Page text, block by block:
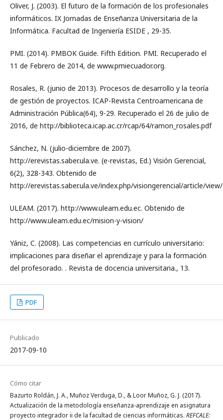
Oliver, J. (2003). El futuro de la formación de los profesionales
informáticos. IX Jornadas de Enseñanza Universitaria de la
Informática. Facultad de Ingeniería ESIDE , 29-35.
PMI. (2014). PMBOK Guide. Fifth Edition. PMI. Recuperado el
11 de Febrero de 2014, de www.pmiecuador.org.
Rosales, R. (junio de 2013). Procesos de desarrollo y la teoría
de gestión de proyectos. ICAP-Revista Centroamericana de
Administración Pública(64), 9-29. Recuperado el 26 de julio de
2016, de http://biblioteca.icap.ac.cr/rcap/64/ramon_rosales.pdf
Sánchez, N. (julio-diciembre de 2007).
http://erevistas.saber.ula.ve. (e-revistas, Ed.) Visión Gerencial,
6(2), 328-343. Obtenido de
http://erevistas.saber.ula.ve/index.php/visiongerencial/article/
ULEAM. (2017). http://www.uleam.edu.ec. Obtenido de
http://www.uleam.edu.ec/mision-y-vision/
Yániz, C. (2008). Las competencias en currículo universitario:
implicaciones para diseñar el aprendizaje y para la formación
del profesorado. . Revista de docencia universitaria., 13.
PDF
Publicado
2017-09-10
Cómo citar
Bazurto Roldán, J. A., Muñoz Verduga, D., & Loor Muñoz, G. J. (2017).
Actualización de la metodología enseñanza-aprendizaje en asignatura
proyecto integrador ii de la facultad de ciencias informáticas. REFCALE: